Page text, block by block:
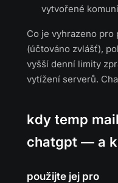
vytvořené
Co je vyhrazeno pro
(účtováno zvlášť),
vyšší denní limity
vytížení serverů.
kdy temp
chatgpt — a
použijte jej pro